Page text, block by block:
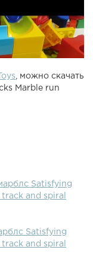
, можно скачать
Marble run
Satisfying
and spiral
Satisfying
and spiral